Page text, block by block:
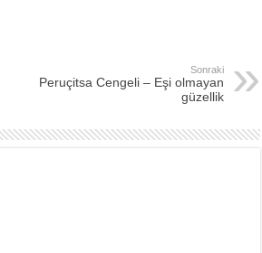
Sonraki
Peruçitsa Cengeli – Eşi olmayan
güzellik